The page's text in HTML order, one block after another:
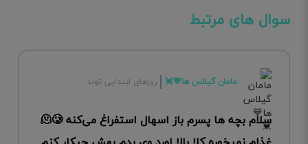
سوال های مرتبط
مامان گیلاس ها💙💓 روزهای ابتدایی تولد
سلام بچه ها پسرم باز اسهال استفراغ می‌کنه 🫠🥲